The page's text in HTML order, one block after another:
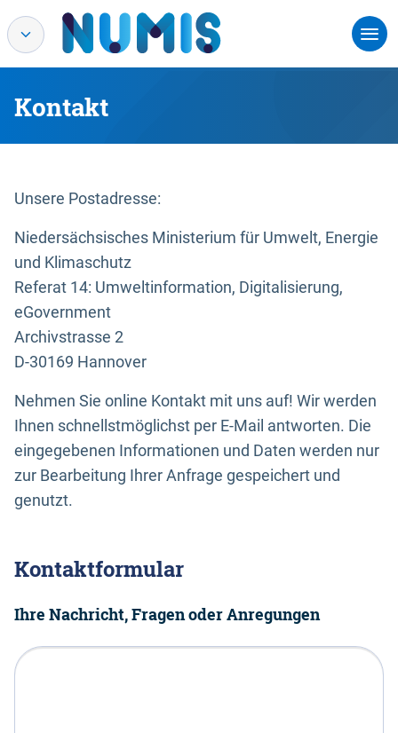
Kontakt
Unsere Postadresse:
Niedersächsisches Ministerium für Umwelt, Energie
und Klimaschutz
Referat 14: Umweltinformation, Digitalisierung,
eGovernment
Archivstrasse 2
D-30169 Hannover
Nehmen Sie online Kontakt mit uns auf! Wir werden
Ihnen schnellstmöglichst per E-Mail antworten. Die
eingegebenen Informationen und Daten werden nur
zur Bearbeitung Ihrer Anfrage gespeichert und
genutzt.
Kontaktformular
Ihre Nachricht, Fragen oder Anregungen